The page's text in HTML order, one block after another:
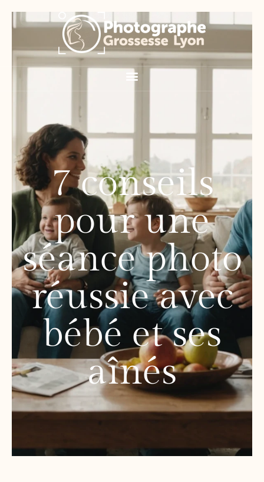
7 conseils
pour une
séance photo
réussie avec
bébé et ses
aînés